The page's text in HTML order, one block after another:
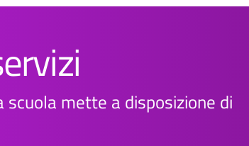
scuola mette a disposizione di